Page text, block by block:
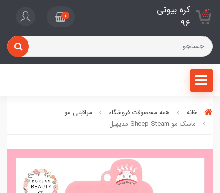
کره بیوتی
96
0
خانه همه محصولات فروشگاه
مراقبتی مو
ماسک مو Sheep Steam مدیهیل